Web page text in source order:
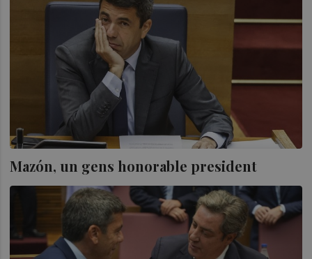
Mazón, un gens honorable president